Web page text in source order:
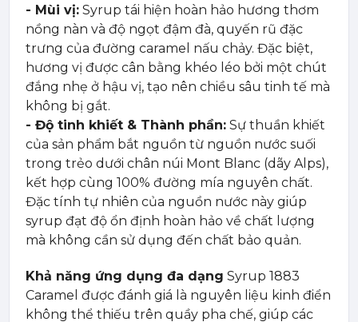
- Mùi vị: Syrup tái hiện hoàn hảo hương thơm
nồng nàn và độ ngọt đậm đà, quyến rũ đặc
trưng của đường caramel nấu chảy. Đặc biệt,
hương vị được cân bằng khéo léo bởi một chút
đắng nhẹ ở hậu vị, tạo nên chiều sâu tinh tế mà
không bị gắt.
- Độ tinh khiết & Thành phần: Sự thuần khiết
của sản phẩm bắt nguồn từ nguồn nước suối
trong trẻo dưới chân núi Mont Blanc (dãy Alps),
kết hợp cùng 100% đường mía nguyên chất.
Đặc tính tự nhiên của nguồn nước này giúp
syrup đạt độ ổn định hoàn hảo về chất lượng
mà không cần sử dụng đến chất bảo quản.
Khả năng ứng dụng đa dạng Syrup 1883
Caramel được đánh giá là nguyên liệu kinh điển
không thể thiếu trên quầy pha chế, giúp các